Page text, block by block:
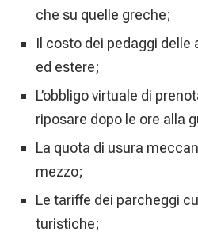
che su quelle greche;
Il costo dei pedaggi delle
ed estere;
L’obbligo virtuale di
riposare dopo le ore alla
La quota di usura
mezzo;
Le tariffe dei parcheggi
turistiche;